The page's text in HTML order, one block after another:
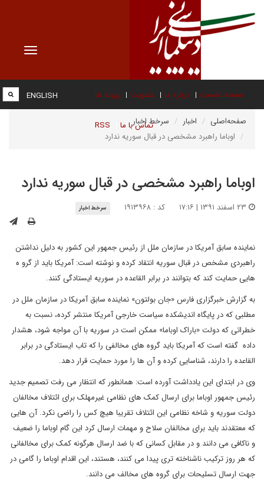
Toggle
صفحه نخست درباره ما عضویت پیوند ها
تماس با ما RSS
ENGLISH
صفحه‌اصلی اخبار
سرخط اخبار
اوباما راهبرد مشخصی در قبال سوریه ندارد
اوباما راهبرد مشخصی در قبال سوریه ندارد
کد : ۱۹۱۳۹۶۸ سرخط اخبار
نماینده سابق آمریکا در سازمان ملل از رئیس جمهور این کشور به دلیل نداشتن
راهبردی مشخص در قبال سوریه انتقاد کرده و نوشته است: آمریکا باید از گرو ه
هایی حمایت کند که بتوانند در برابر القاعده در سوریه ایستادگی کنند.
به گزارش خبرگزاری فارس «جان بولتون» نماینده سابق آمریکا در سازمان ملل در
مطلبی که در پایگاه اندیشکده سیاست خارجی آمریکا منتشر کرده، نسبت به
خطراتی که دولت «باراک اوباما» ممکن است در سوریه با آن مواجه شود، هشدار
داده گفته است که آمریکا باید گروه های مخالفی را که تاب ایستادگی در برابر
القاعده را دارند، شناسایی کرده و آن ها را مورد حمایت قرار دهد.
وی در ابتدای این یادداشت آورده است: همانطور که انتظار می رفت تصمیم جدید
رئیس جمهور اوباما برای ارسال کمک های نظامی غیرمهلک برای ائتلاف مخالفان
دولت سوریه و شاخه نظامی این ائتلاف تقریبا هیچ کس را راضی نکرد. آن هایی
که معتقدند باید برای مخالفان سلاح و مهمات ارسال کرد این گام اوباما را ضعیف
و ناکافی می دانند و در مقابل کسانی که با ضد ارسال هرگونه کمک برای مخالفانی
که هر روز ترکیب ناشناخته تری پیدا می کنند، هستند، این اقدام اوباما را گامی در
جهت ارسال تسلیحات برای گروه های مخالف می دانند.